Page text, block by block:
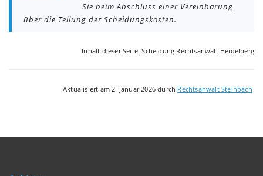
Sie beim Abschluss einer Vereinbarung
über die Teilung der Scheidungskosten.
Inhalt dieser Seite: Scheidung Rechtsanwalt Heidelberg
Aktualisiert am 2. Januar 2026 durch Rechtsanwalt Steinbach